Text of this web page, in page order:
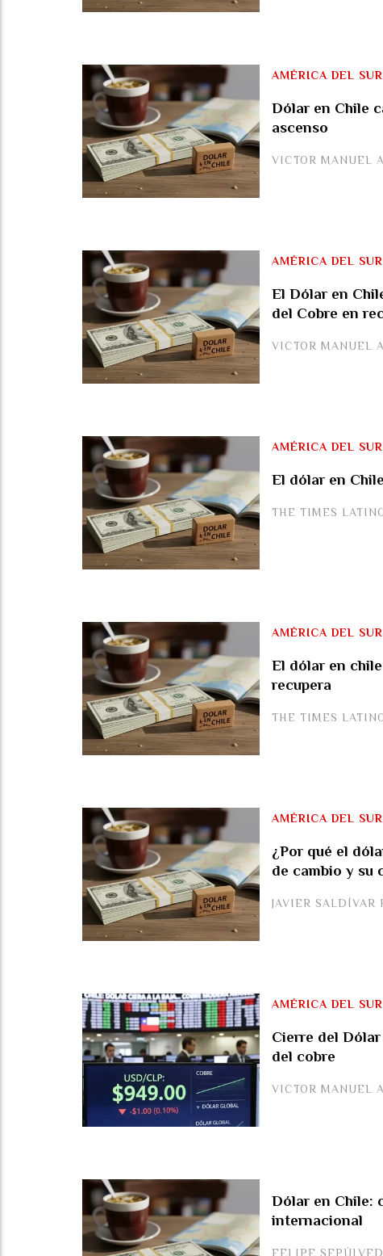
Dólar en Chile
ascenso
VICTOR MANUEL
AMÉRICA DEL SUR
El Dólar en
del Cobre en
VICTOR MANUEL
AMÉRICA DEL SUR
El dólar en
THE TIMES
AMÉRICA DEL SUR
El dólar en
recupera
THE TIMES
AMÉRICA DEL SUR
¿Por qué el
de cambio y su
JAVIER SALDÍVAR
AMÉRICA DEL SUR
Cierre del
del cobre
VICTOR MANUEL
AMÉRICA DEL SUR
Dólar en Chile:
internacional
FELIPE